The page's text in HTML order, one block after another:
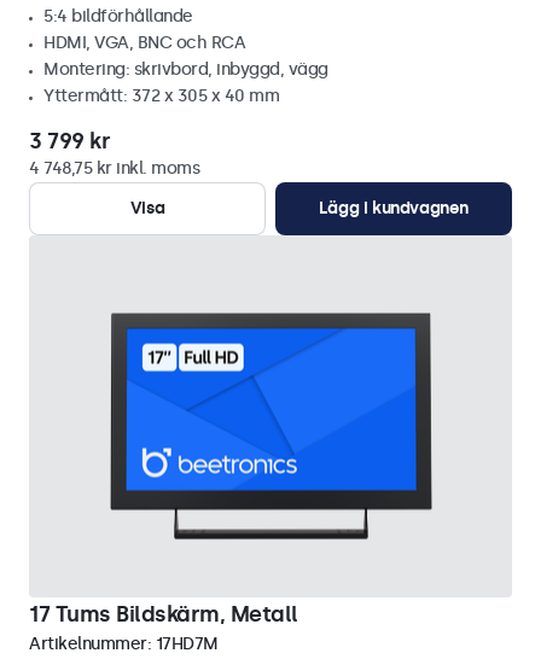
5:4 bildförhållande
HDMI, VGA, BNC och RCA
Montering: skrivbord, inbyggd, vägg
Yttermått: 372 x 305 x 40 mm
3 799 kr
4 748,75 kr inkl. moms
Visa
Lägg i kundvagnen
17 Tums Bildskärm, Metall
Artikelnummer: 17HD7M